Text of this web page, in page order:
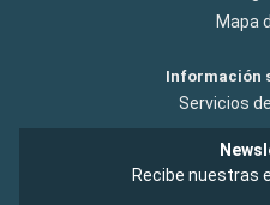
Mapa
Información
Servicios
Recibe nuestras